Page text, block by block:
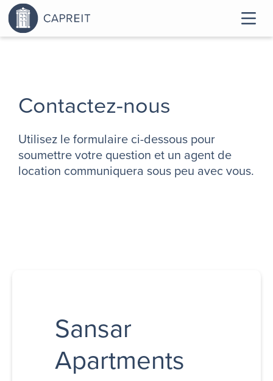
Contactez-nous
Utilisez le formulaire ci-dessous pour
soumettre votre question et un agent de
location communiquera sous peu avec vous.
Sansar
Apartments